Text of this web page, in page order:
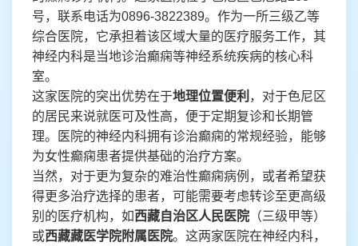
号，联系电话为0896-3822389。作为一所三级乙等
综合医院，它承担着该区域大量的医疗服务工作，其
神经内科是当地诊治癫痫等神经系统疾病的核心科
室。
这家医院的突出优势在于地理位置便利 ，对于色尼区
的居民来说就医可及性高，便于定期复诊和长期管
理。医院的神经内科拥有诊治癫痫的常规经验，能够
为女性癫痫患者提供基础的治疗方案。
当然，对于更为复杂的难治性癫痫病例，或者希望获
得更多治疗选择的患者，可能需要考虑转诊至更高级
别的医疗机构，如西藏自治区人民医院 （三级甲等）
或西藏藏医学院附属医院。这两家医院在神经内科，